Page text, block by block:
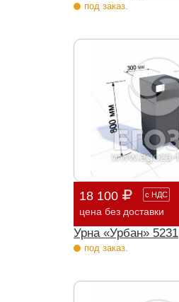
под заказ.
18 100 с НДС
цена без доставки
Урна «Урбан» 5231
под заказ.